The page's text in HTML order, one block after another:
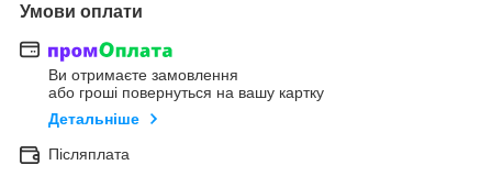
Умови оплати
Ви отримаєте замовлення
або гроші повернуться на вашу картку
Детальніше
Післяплата